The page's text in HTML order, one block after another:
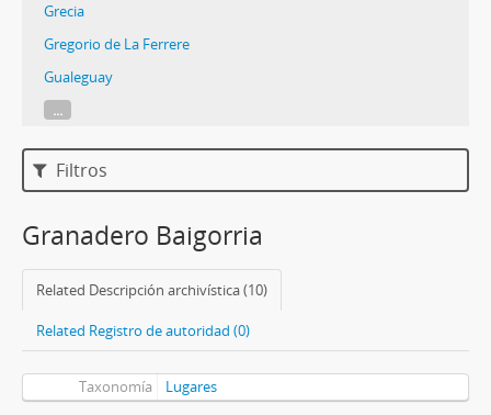
Grecia
Gregorio de La Ferrere
Gualeguay
...
Filtros
Granadero Baigorria
Related Descripción archivística (10)
Related Registro de autoridad (0)
Taxonomía Lugares